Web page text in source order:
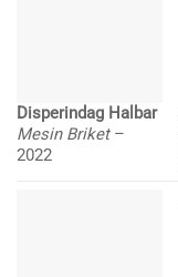
Disperindag Halbar
Mesin Briket –
2022